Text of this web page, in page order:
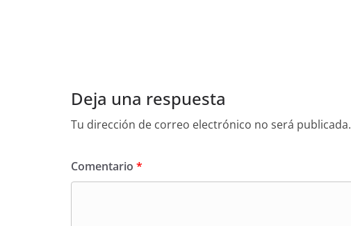
Deja una respuesta
Tu dirección de correo electrónico no será publicada.
Comentario *